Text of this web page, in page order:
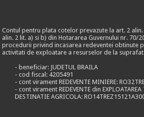
Contul pentru plata cotelor prevazute la art. 2
alin. 2 lit. a) si b) din Hotararea Guvernului nr. 70/
procedurii privind incasarea redeventei obtinute
activitati de exploatare a resurselor de la
- beneficiar: JUDETUL BRAILA
- cod fiscal: 4205491
- cont virament REDEVENTE MINIERE:
- cont virament REDEVENTE din EXPLOATAREA
DESTINATIE AGRICOLA: